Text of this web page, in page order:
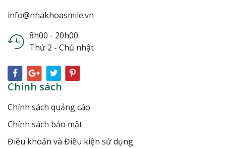
info@nhakhoasmile.vn
8h00 - 20h00
Thứ 2 - Chủ nhật
Chính sách
Chính sách quảng cáo
Chính sách bảo mật
Điều khoản và Điều kiện sử dụng